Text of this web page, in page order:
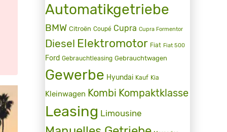
Automatikgetriebe
BMW Citroën Coupé Cupra Cupra Formentor
Diesel Elektromotor Fiat Fiat 500
Ford Gebrauchtleasing Gebrauchtwagen
Gewerbe Hyundai Kauf Kia
Kleinwagen Kombi Kompaktklasse
Leasing Limousine